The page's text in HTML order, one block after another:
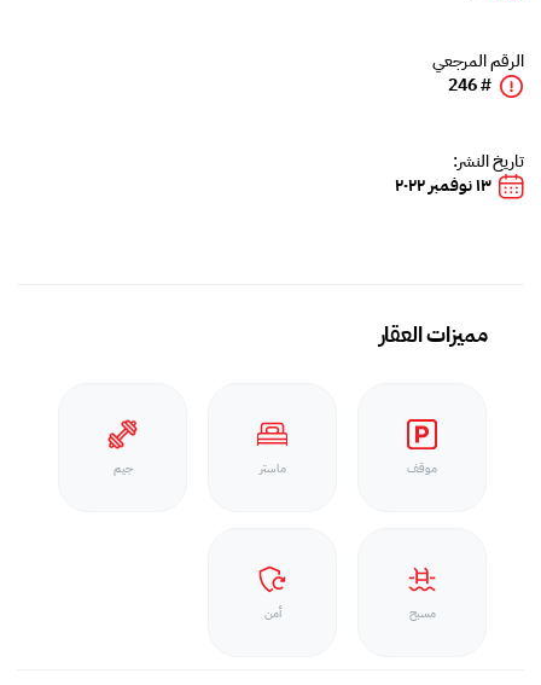
الرقم المرجعي
# 246
تاريخ النشر:
١٣ نوفمبر ٢٠٢٢
مميزات العقار
موقف ماستر جيم
مسبح أمن